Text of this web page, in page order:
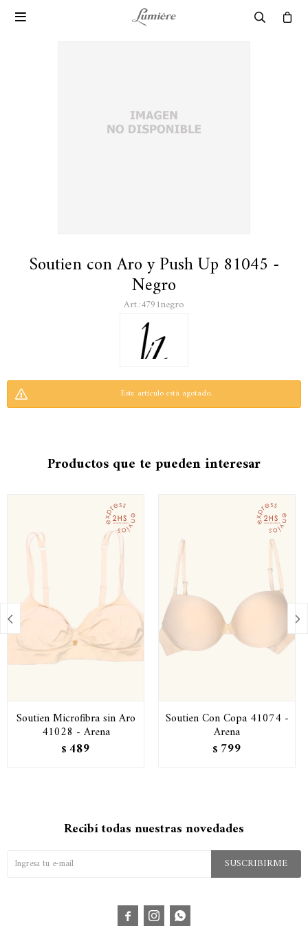

Soutien con Aro y Push Up 81045 -
Negro
4791negro
Este artículo está agotado.
Productos que te pueden interesar
Soutien Microfibra sin Aro
41028 - Arena
$ 489
Soutien Con Copa 41074 -
Arena
$ 799
 
Recibí todas nuestras novedades
SUSCRIBIRME
  